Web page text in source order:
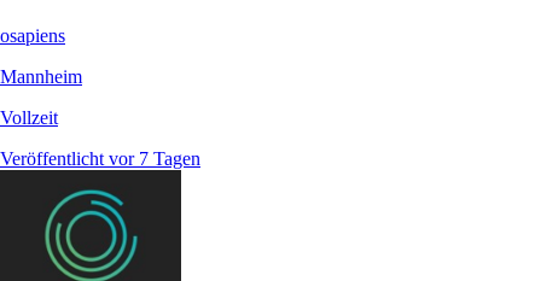
osapiens
Mannheim
Vollzeit
Veröffentlicht vor 7 Tagen